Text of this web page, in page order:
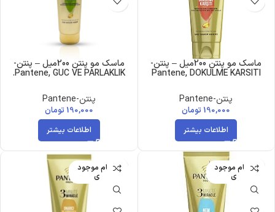
ماسک مو پنتن 200میل – پنتن-
Pantene, DOKULME KARSITI
پنتن-Pantene
190,000 تومان
اطلاعات بیشتر
ماسک مو پنتن 200میل – پنتن-
Pantene, GUC VE PARLAKLIK.
پنتن-Pantene
190,000 تومان
اطلاعات بیشتر
اتمام موجود
ی
اتمام موجود
ی